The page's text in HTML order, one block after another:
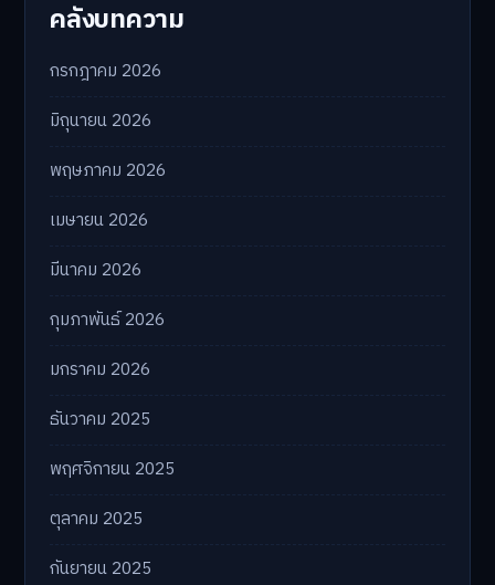
คลังบทความ
กรกฎาคม 2026
มิถุนายน 2026
พฤษภาคม 2026
เมษายน 2026
มีนาคม 2026
กุมภาพันธ์ 2026
มกราคม 2026
ธันวาคม 2025
พฤศจิกายน 2025
ตุลาคม 2025
กันยายน 2025